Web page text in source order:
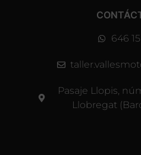
646
Pasaje Llopis,
Llobregat